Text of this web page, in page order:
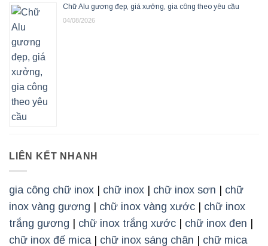
Chữ Alu gương đẹp, giá xưởng, gia công theo yêu cầu
04/08/2026
LIÊN KẾT NHANH
gia công chữ inox | chữ inox | chữ inox sơn | chữ
inox vàng gương | chữ inox vàng xước | chữ inox
trắng gương | chữ inox trắng xước | chữ inox đen |
chữ inox đế mica | chữ inox sáng chân | chữ mica